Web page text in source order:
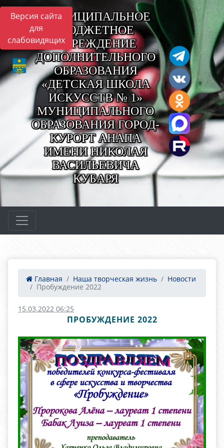
Версия сайта
для
слабовидящих
МУНИЦИПАЛЬНОЕ
БЮДЖЕТНОЕ
УЧРЕЖДЕНИЕ
ДОПОЛНИТЕЛЬНОГО
ОБРАЗОВАНИЯ
«ДЕТСКАЯ ШКОЛА
ИСКУССТВ № 1»
МУНИЦИПАЛЬНОГО
ОБРАЗОВАНИЯ ГОРОД-
КУРОРТ АНАПА
ИМЕНИ НИКОЛАЯ
ВАСИЛЬЕВИЧА
КУБАРЯ
Главная Наша творческая жизнь
Новости
Пробуждение 2022
15.03.2022 06:25
ПРОБУЖДЕНИЕ 2022